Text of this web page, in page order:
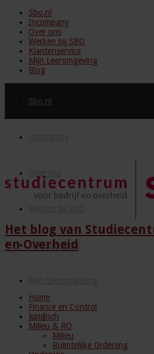
Sbo.nl
Incompany
Over ons
Werken bij SBO
Klantenservice
Mijn Leeromgeving
Blog
Sbo.nl
Klantenservice
Blog
Het blog van
en Overheid
Home
Finance en Control
Juridisch
Milieu & RO
Milieu
Ruimtelijke Ordening